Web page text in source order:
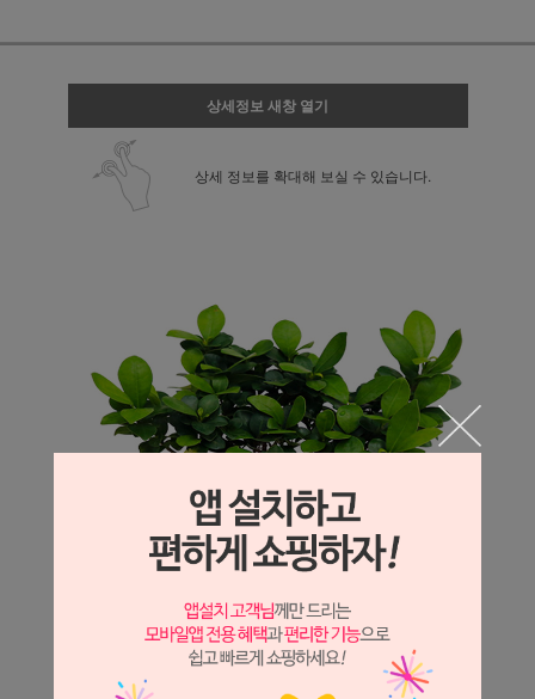
상세정보 새창 열기
상세 정보를 확대해 보실 수 있습니다.